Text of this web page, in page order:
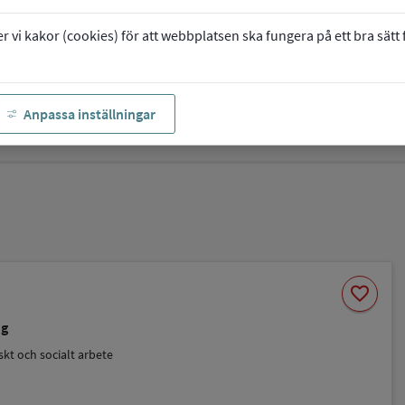
vi kakor (cookies) för att webbplatsen ska fungera på ett bra sätt
Anpassa inställningar
och socialt arbete
favorite
Spara
som